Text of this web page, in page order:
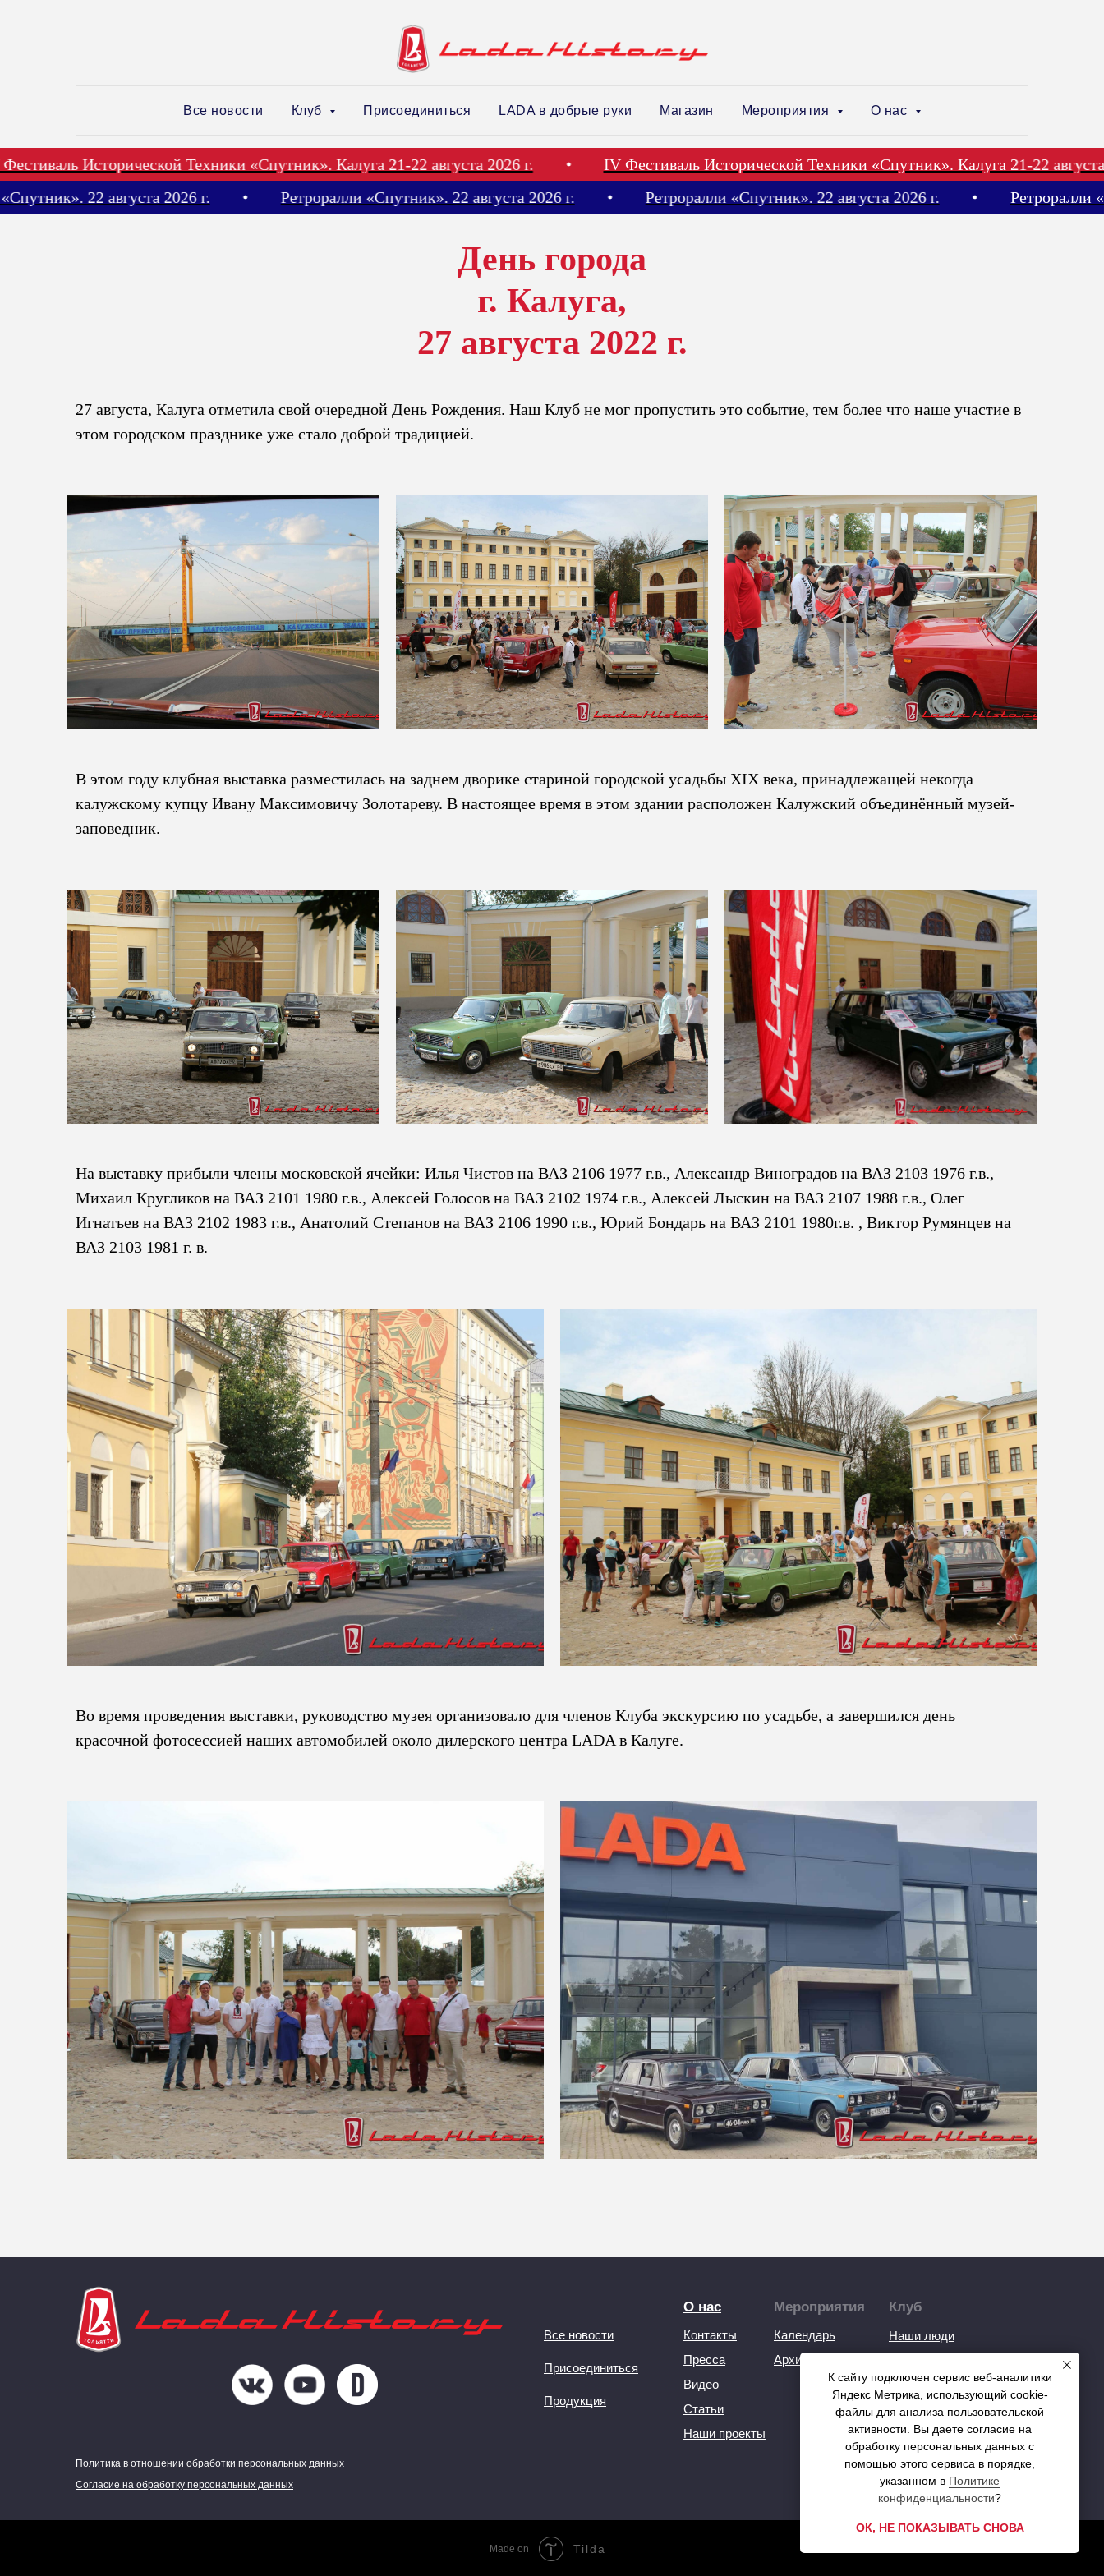
Все новости Клуб Присоединиться LADA в добрые руки Магазин Мероприятия О нас
Исторической Техники «Спутник». Калуга 21-22 августа 2026 г.
IV Фестиваль Исторической Техники «Спутник». Калуга 21-22 августа
«Спутник». 22 августа 2026 г.
Ретроралли «Спутник». 22 августа 2026 г. Ретроралли «Спутник». 22 августа 2026 г.
К сайту подключен сервис веб-аналитики
Яндекс Метрика, использующий cookie-
файлы для анализа пользовательской
активности. Вы даете согласие на
обработку персональных данных с
помощью этого сервиса в порядке,
указанном в Политике
конфиденциальности?
ОК, НЕ ПОКАЗЫВАТЬ СНОВА
День города
г. Калуга,
27 августа 2022 г.
27 августа, Калуга отметила свой очередной День Рождения. Наш Клуб не мог пропустить это событие, тем более что наше участие в
этом городском празднике уже стало доброй традицией.
В этом году клубная выставка разместилась на заднем дворике стариной городской усадьбы XIX века, принадлежащей некогда
калужскому купцу Ивану Максимовичу Золотареву. В настоящее время в этом здании расположен Калужский объединённый музей-
заповедник.
На выставку прибыли члены московской ячейки: Илья Чистов на ВАЗ 2106 1977 г.в., Александр Виноградов на ВАЗ 2103 1976 г.в.,
Михаил Кругликов на ВАЗ 2101 1980 г.в., Алексей Голосов на ВАЗ 2102 1974 г.в., Алексей Лыскин на ВАЗ 2107 1988 г.в., Олег
Игнатьев на ВАЗ 2102 1983 г.в., Анатолий Степанов на ВАЗ 2106 1990 г.в., Юрий Бондарь на ВАЗ 2101 1980г.в. , Виктор Румянцев на
ВАЗ 2103 1981 г. в.
Во время проведения выставки, руководство музея организовало для членов Клуба экскурсию по усадьбе, а завершился день
красочной фотосессией наших автомобилей около дилерского центра LADA в Калуге.
Статьи
Контакты
Наши проекты
Пресса
Видео
Продукция
Наши люди
Клуб
Календарь
Мероприятия
О нас
Присоединиться
Все новости
Архив
Навсегда в клубе
Политика в отношении обработки персональных данных
Согласие на обработку персональных данных
Автомобили
Made on Tilda